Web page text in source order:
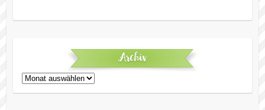
Archiv
Archiv